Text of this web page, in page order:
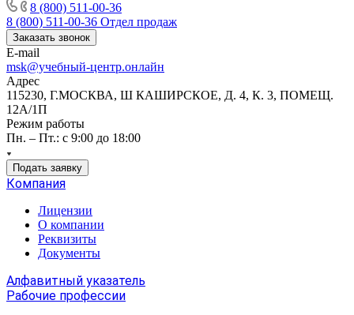
8 (800) 511-00-36
8 (800) 511-00-36 Отдел продаж
Заказать звонок
E-mail
msk@учебный-центр.онлайн
Адрес
115230, Г.МОСКВА, Ш КАШИРСКОЕ, Д. 4, К. 3, ПОМЕЩ.
12А/1П
Режим работы
Пн. – Пт.: с 9:00 до 18:00
Подать заявку
Компания
Лицензии
О компании
Реквизиты
Документы
Алфавитный указатель
Рабочие профессии